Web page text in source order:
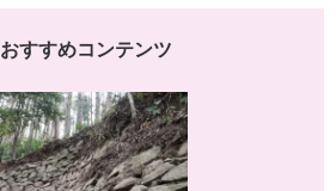
おすすめコンテンツ